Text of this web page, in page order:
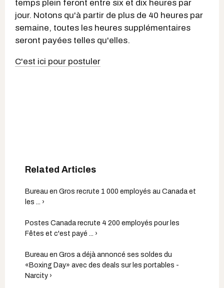
temps plein feront entre six et dix heures par
jour. Notons qu'à partir de plus de 40 heures par
semaine, toutes les heures supplémentaires
seront payées telles qu'elles.
C'est ici pour postuler
Bureau en Gros recrute 1 000 employés au Canada et
les ... ›
Postes Canada recrute 4 200 employés pour les
Fêtes et c'est payé ... ›
Bureau en Gros a déjà annoncé ses soldes du
«Boxing Day» avec des deals sur les portables -
Narcity ›